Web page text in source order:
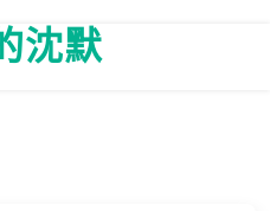
沈默